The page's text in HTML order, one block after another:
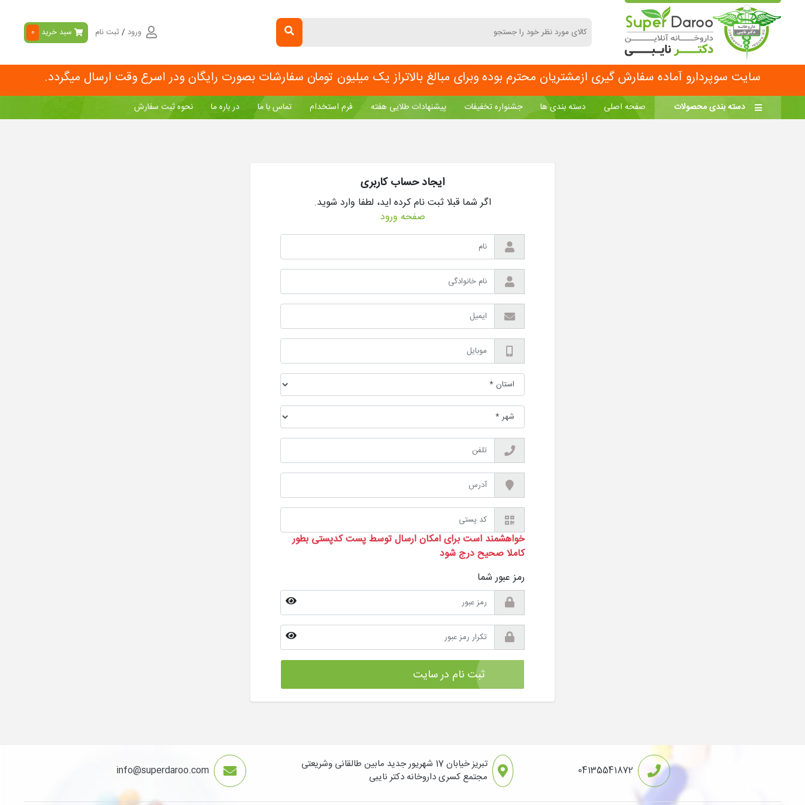
ورود /ثبت نام سبد خرید 0
سایت سوپردارو آماده سفارش گیری ازمشتریان محترم بوده وبرای مبالغ بالاتراز یک میلیون تومان سفارشات بصورت رایگان ودر اسرع وقت ارسال میگردد.
دسته بندی محصولات صفحه اصلی دسته بندی ها جشنواره تخفیفات پیشنهادات طلایی هفته فرم استخدام تماس با ما در باره ما نحوه ثبت سفارش
ايجاد حساب کاربری
اگر شما قبلا ثبت نام کرده ايد، لطفا وارد شويد.
صفحه ورود
خواهشمند است برای امکان ارسال توسط پست کدپستی بطور
کاملا صحیح درج شود
رمز عبور شما
ثبت نام در سایت
04135541872
تبریز خیابان 17 شهریور جدید مابین طالقانی وشریعتی
مجتمع کسری داروخانه دکتر نایبی
info@superdaroo.com